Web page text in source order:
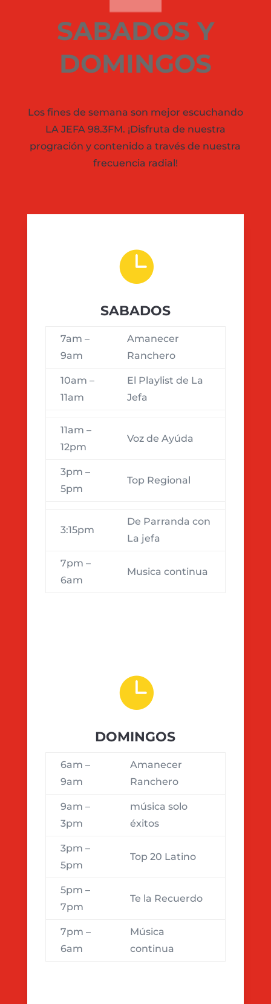
SABADOS Y
DOMINGOS
Los fines de semana son mejor escuchando
LA JEFA 98.3FM. ¡Disfruta de nuestra
progración y contenido a través de nuestra
frecuencia radial!

SABADOS
7am –
9am
Amanecer
Ranchero
10am –
11am
El Playlist de La
Jefa
11am –
12pm
Voz de Ayúda
3pm –
5pm
Top Regional
3:15pm
De Parranda con
La jefa
7pm –
6am
Musica continua

DOMINGOS
6am –
9am
Amanecer
Ranchero
9am –
3pm
música solo
éxitos
3pm –
5pm
Top 20 Latino
5pm –
7pm
Te la Recuerdo
7pm –
6am
Música
continua